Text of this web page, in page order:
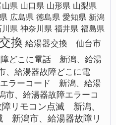
山県 山口県 山形県 山梨県
広島県 徳島県 愛知県 新潟
川県 神奈川県 福井県 福島県
換 給湯器交換 仙台市
どこに電話 新潟、給湯
給湯器故障どこに電
ラーコード 新潟、給湯
、給湯器故障エラーコ
障リモコン点滅 新潟、
新潟市、給湯器故障リ